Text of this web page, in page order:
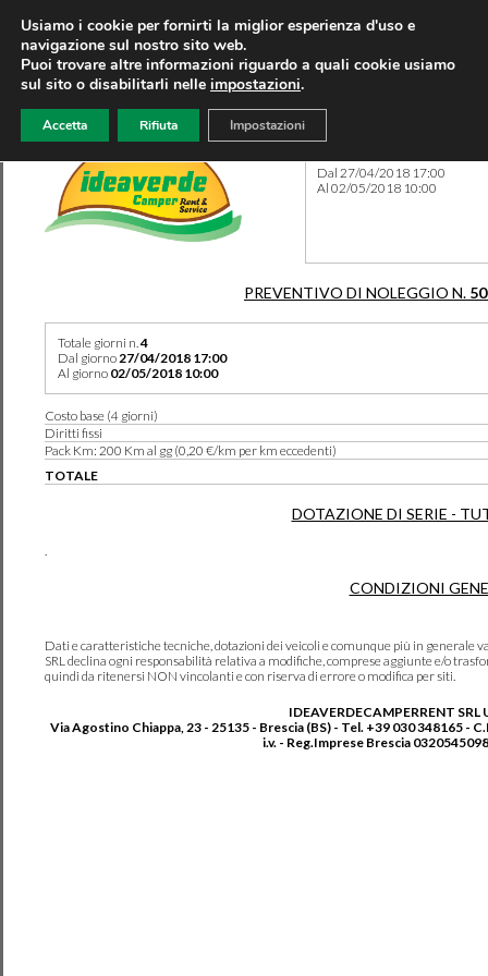
Dal 27/04/2018 17:00
Al 02/05/2018 10:00
PREVENTIVO DI NOLEGGIO N.
Totale giorni n.4
Dal giorno27/04/2018 17:00
Al giorno 02/05/2018 10:00
Costo base (4 giorni)
Diritti fissi
Pack Km: 200 Km al gg (0,20 €/km per km eccedenti)
TOTALE
DOTAZIONE DI SERIE -
.
CONDIZIONI
Dati e caratteristiche tecniche, dotazioni dei veicoli e comunque più in generale
SRL declina ogni responsabilità relativa a modifiche, comprese aggiunte e/o
quindi da ritenersi NON vincolanti e con riserva di errore o modifica per siti.
IDEAVERDECAMPERRENT SRL
Via Agostino Chiappa, 23 - 25135 - Brescia (BS) - Tel. +39 030 348165 -
i.v. - Reg.Imprese Brescia
Usiamo i cookie per fornirti la miglior esperienza d'uso e
navigazione sul nostro sito web.
Puoi trovare altre informazioni riguardo a quali cookie usiamo
sul sito o disabilitarli nelle impostazioni.
Accetta Rifiuta Impostazioni